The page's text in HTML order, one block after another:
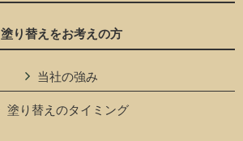
塗り替えをお考えの方
当社の強み
塗り替えのタイミング